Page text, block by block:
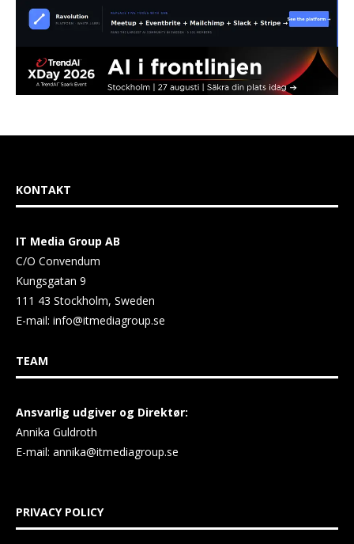
KONTAKT
IT Media Group AB
C/O Convendum
Kungsgatan 9
111 43 Stockholm, Sweden
E-mail: info@itmediagroup.se
TEAM
Ansvarlig udgiver og Direktør:
Annika Guldroth
E-mail: annika@itmediagroup.se
PRIVACY POLICY